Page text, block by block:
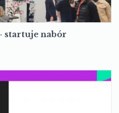
startuje nabór